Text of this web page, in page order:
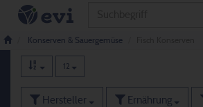
Konserven & Sauergemüse
Fisch Konserven
12
Hersteller Ernährung